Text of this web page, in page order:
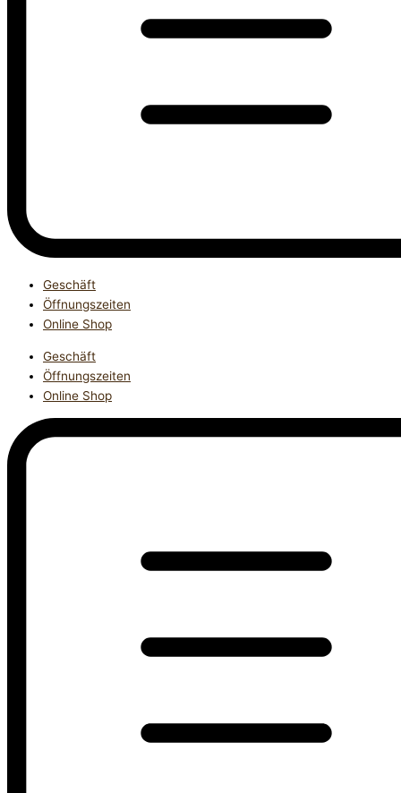
Geschäft
Öffnungszeiten
Online Shop
Geschäft
Öffnungszeiten
Online Shop